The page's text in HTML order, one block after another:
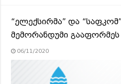
“ელექსირმა” და
მემორანდუმი გააფორმეს
06/11/2020